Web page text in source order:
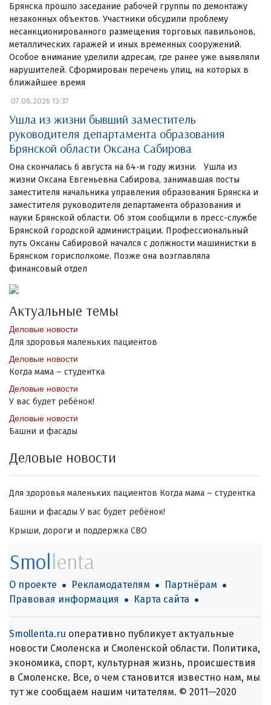
Брянска прошло заседание рабочей группы по демонтажу
незаконных объектов. Участники обсудили проблему
несанкционированного размещения торговых павильонов,
металлических гаражей и иных временных сооружений.
Особое внимание уделили адресам, где ранее уже выявляли
нарушителей. Сформирован перечень улиц, на которых в
ближайшее время
07.08.2026 13:37
Ушла из жизни бывший заместитель
руководителя департамента образования
Брянской области Оксана Сабирова
Она скончалась 6 августа на 64-м году жизни. Ушла из
жизни Оксана Евгеньевна Сабирова, занимавшая посты
заместителя начальника управления образования Брянска и
заместителя руководителя департамента образования и
науки Брянской области. Об этом сообщили в пресс-службе
Брянской городской администрации. Профессиональный
путь Оксаны Сабировой начался с должности машинистки в
Брянском горисполкоме. Позже она возглавляла
финансовый отдел
Актуальные темы
Деловые новости
Для здоровья маленьких пациентов
Деловые новости
Когда мама – студентка
Деловые новости
У вас будет ребёнок!
Деловые новости
Башни и фасады
Деловые новости
Для здоровья маленьких пациентов Когда мама – студентка
Башни и фасады У вас будет ребёнок!
Крыши, дороги и поддержка СВО
Smollenta
О проекте Рекламодателям
Партнёрам
Правовая информация
Карта сайта
Smollenta.ru оперативно публикует актуальные
новости Смоленска и Смоленской области. Политика,
экономика, спорт, культурная жизнь, происшествия
в Смоленске. Все, о чем становится известно нам, мы
тут же сообщаем нашим читателям. © 2011—2020